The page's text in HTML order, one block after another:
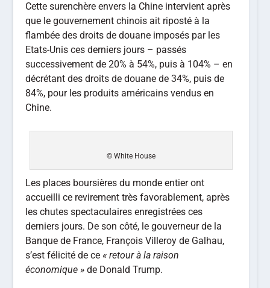
Cette surenchère envers la Chine intervient après
que le gouvernement chinois ait riposté à la
flambée des droits de douane imposés par les
Etats-Unis ces derniers jours – passés
successivement de 20% à 54%, puis à 104% – en
décrétant des droits de douane de 34%, puis de
84%, pour les produits américains vendus en
Chine.
© White House
Les places boursières du monde entier ont
accueilli ce revirement très favorablement, après
les chutes spectaculaires enregistrées ces
derniers jours. De son côté, le gouverneur de la
Banque de France, François Villeroy de Galhau,
s’est félicité de ce« retour à la raison
économique » de Donald Trump.